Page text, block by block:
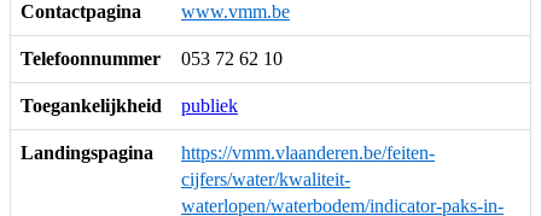
Contactpagina www.vmm.be
Telefoonnummer 053 72 62 10
Toegankelijkheid publiek
Landingspagina
https://vmm.vlaanderen.be/feiten-
cijfers/water/kwaliteit-
waterlopen/waterbodem/indicator-paks-in-